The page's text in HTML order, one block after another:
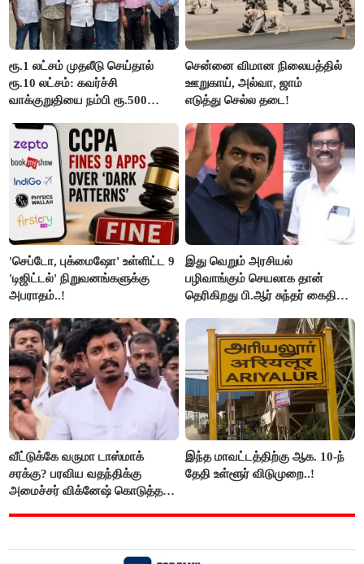
ரூ.1 லட்சம் முதலீடு செய்தால்
ரூ.10 லட்சம்: கவர்ச்சி
வாக்குறுதியை நம்பி ரூ.500
மக்கள்!
சென்னை விமான நிலையத்தில்
ஊறுகாய், அல்வா, ஜாம்
எடுத்து செல்ல தடை!
'செப்டோ, புக்மைஷோ' உள்ளிட்ட 9
'டிஜிட்டல்' நிறுவனங்களுக்கு
அபராதம்..!
இது வெறும் அரசியல்
பழிவாங்கும் செயலாக தான்
தெரிகிறது பி.ஆர் சுந்தர் கைதிற்கு
வீட்டுக்கே வருமா டாஸ்மாக்
சரக்கு? பரவிய வதந்திக்கு
அமைச்சர் விக்னேஷ் கொடுத்த
இந்த மாவட்டத்திற்கு ஆக. 10-ந்
தேதி உள்ளூர் விடுமுறை..!